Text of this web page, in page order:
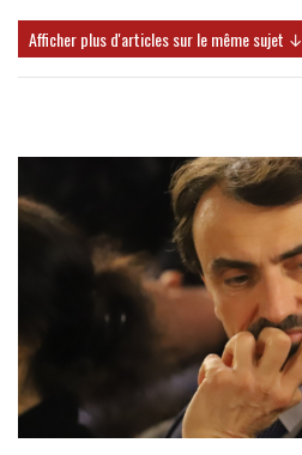
Afficher plus d'articles sur le même sujet ↓